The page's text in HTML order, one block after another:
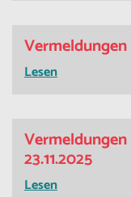
Vermeldungen
Lesen
23.11.2025
Lesen